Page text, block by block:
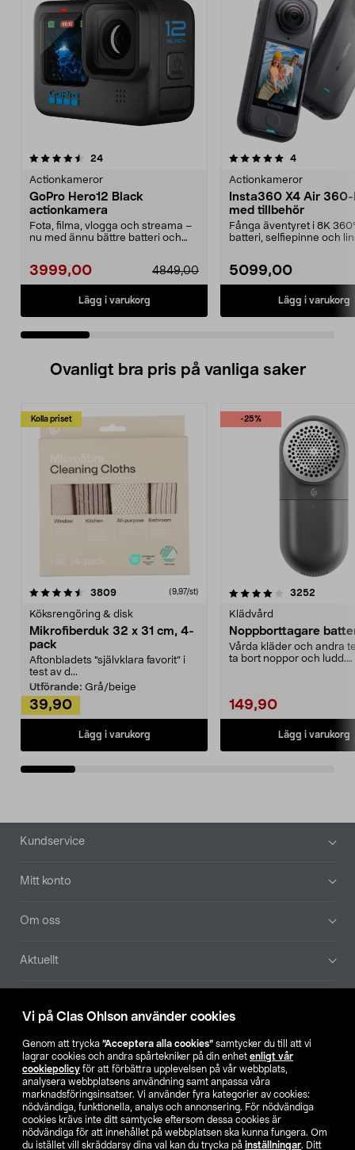
Vi på Clas Ohlson använder cookies
Genom att trycka ”Acceptera alla cookies” samtycker du till att vi
lagrar cookies och andra spårtekniker på din enhet enligt vår
cookiepolicy för att förbättra upplevelsen på vår webbplats,
analysera webbplatsens användning samt anpassa våra
marknadsföringsinsatser. Vi använder fyra kategorier av cookies:
nödvändiga, funktionella, analys och annonsering. För nödvändiga
cookies krävs inte ditt samtycke eftersom dessa cookies är
nödvändiga för att innehållet på webbplatsen ska kunna fungera. Om
du istället vill skräddarsy dina val kan du trycka på inställningar. Ditt
24recensioner
Actionkameror
GoPro Hero12 Black
actionkamera
Fota, filma, vlogga och streama –
nu med ännu bättre batteri och
3999,00 4849,00
Lägg i varukorg
5.0 av 5 stjärnor 4recensioner
Actionkameror
Insta360 X4 Air
med tillbehör
Fånga äventyret i 8K
batteri, selfiepinne och
5099,00
Lägg i varukorg
5.0 av 5 stjärnor
Ovanligt bra pris på vanliga saker
Kolla priset
3809recensioner (9,97/st)
Köksrengöring & disk
Mikrofiberduk 32 x 31 cm, 4-
pack
Aftonbladets "självklara favorit” i
test av d...
Utförande: Grå/beige
39,90
Lägg i varukorg
-25%
4.0av 5 stjärnor 3252
Klädvård
Noppborttagare
Vårda kläder och andra
ta bort noppor och ludd.
149,90
Lägg i varukorg
4.5av 5 stjärnor
Sidfot
Kundservice
Mitt konto
Om oss
Aktuellt
Hitta butik
SE NO FI